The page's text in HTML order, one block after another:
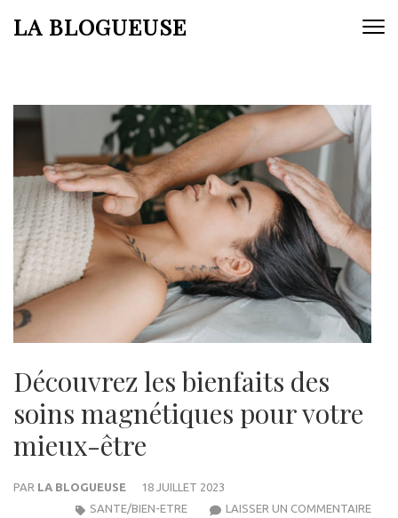
auLA BLOGUEUSE
Découvrez les bienfaits des
soins magnétiques pour votre
mieux-être
PAR LA BLOGUEUSE
18 JUILLET 2023
LAISSER UN COMMENTAIRE
SANTE/BIEN-ETRE